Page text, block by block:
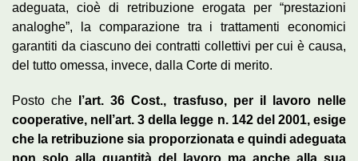
adeguata, cioè di retribuzione erogata per “prestazioni
analoghe”, la comparazione tra i trattamenti economici
garantiti da ciascuno dei contratti collettivi per cui è causa,
del tutto omessa, invece, dalla Corte di merito.
Posto che
l’art. 36 Cost., trasfuso, per il lavoro nelle
cooperative, nell’art. 3 della legge n. 142 del 2001, esige
che la retribuzione sia proporzionata e quindi adeguata
non solo alla quantità del lavoro ma anche alla sua